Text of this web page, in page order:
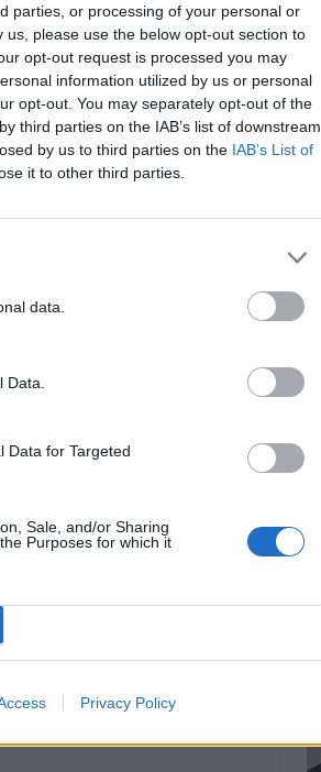
parties, or processing of your personal or
please use the below opt-out section to
opt-out request is processed you may
information utilized by us or personal
opt-out. You may separately opt-out of the
third parties on the IAB’s list of downstream
by us to third parties on the IAB’s List of
it to other third parties.
data.
Data for Targeted
Sale, and/or Sharing
Purposes for which it
Privacy Policy
άτυχης
της , εξετράπη
δρόμο Ιτέας
άλλου τραγικού
με θύμα τότε ,
αυτοκίνητό
χιλιόμετρο